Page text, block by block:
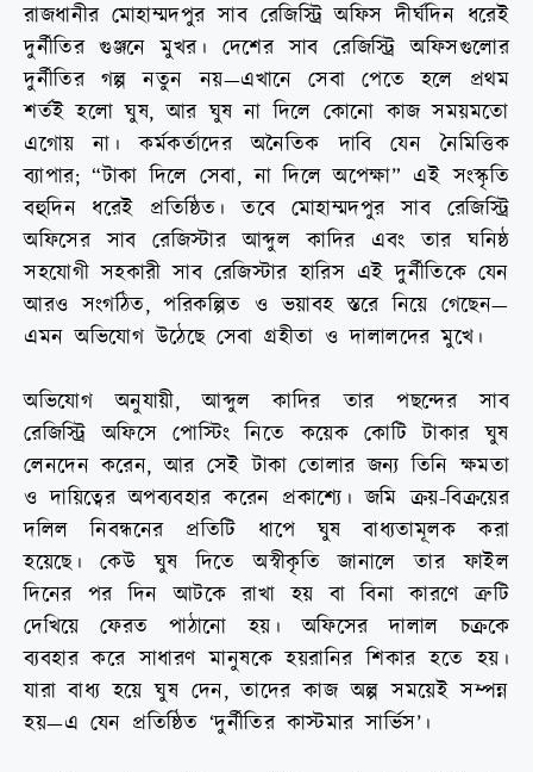
রাজধানীর মোহাম্মদপুর সাব রেজিস্ট্রি অফিস দীর্ঘদিন ধরেই
দুর্নীতির গুঞ্জনে মুখর। দেশের সাব রেজিস্ট্রি অফিসগুলোর
দুর্নীতির গল্প নতুন নয়—এখানে সেবা পেতে হলে প্রথম
শর্তই হলো ঘুষ, আর ঘুষ না দিলে কোনো কাজ সময়মতো
এগোয় না। কর্মকর্তাদের অনৈতিক দাবি যেন নৈমিত্তিক
ব্যাপার; “টাকা দিলে সেবা, না দিলে অপেক্ষা” এই সংস্কৃতি
বহুদিন ধরেই প্রতিষ্ঠিত। তবে মোহাম্মদপুর সাব রেজিস্ট্রি
অফিসের সাব রেজিস্টার আব্দুল কাদির এবং তার ঘনিষ্ঠ
সহযোগী সহকারী সাব রেজিস্টার হারিস এই দুর্নীতিকে যেন
আরও সংগঠিত, পরিকল্পিত ও ভয়াবহ স্তরে নিয়ে গেছেন—
এমন অভিযোগ উঠেছে সেবা গ্রহীতা ও দালালদের মুখে।
অভিযোগ অনুযায়ী, আব্দুল কাদির তার পছন্দের সাব
রেজিস্ট্রি অফিসে পোস্টিং নিতে কয়েক কোটি টাকার ঘুষ
লেনদেন করেন, আর সেই টাকা তোলার জন্য তিনি ক্ষমতা
ও দায়িত্বের অপব্যবহার করেন প্রকাশ্যে। জমি ক্রয়-বিক্রয়ের
দলিল নিবন্ধনের প্রতিটি ধাপে ঘুষ বাধ্যতামূলক করা
হয়েছে। কেউ ঘুষ দিতে অস্বীকৃতি জানালে তার ফাইল
দিনের পর দিন আটকে রাখা হয় বা বিনা কারণে ত্রুটি
দেখিয়ে ফেরত পাঠানো হয়। অফিসের দালাল চক্রকে
ব্যবহার করে সাধারণ মানুষকে হয়রানির শিকার হতে হয়।
যারা বাধ্য হয়ে ঘুষ দেন, তাদের কাজ অল্প সময়েই সম্পন্ন
হয়—এ যেন প্রতিষ্ঠিত ‘দুর্নীতির কাস্টমার সার্ভিস’।